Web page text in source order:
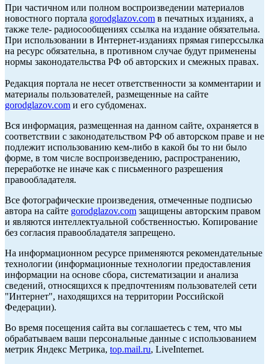
При частичном или полном воспроизведении материалов
новостного портала gorodglazov.com в печатных изданиях, а
также теле- радиосообщениях ссылка на издание обязательна.
При использовании в Интернет-изданиях прямая гиперссылка
на ресурс обязательна, в противном случае будут применены
нормы законодательства РФ об авторских и смежных правах.
Редакция портала не несет ответственности за комментарии и
материалы пользователей, размещенные на сайте
gorodglazov.com и его субдоменах.
Вся информация, размещенная на данном сайте, охраняется в
соответствии с законодательством РФ об авторском праве и не
подлежит использованию кем-либо в какой бы то ни было
форме, в том числе воспроизведению, распространению,
переработке не иначе как с письменного разрешения
правообладателя.
Все фотографические произведения, отмеченные подписью
автора на сайте gorodglazov.com защищены авторским правом
и являются интеллектуальной собственностью. Копирование
без согласия правообладателя запрещено.
На информационном ресурсе применяются рекомендательные
технологии (информационные технологии предоставления
информации на основе сбора, систематизации и анализа
сведений, относящихся к предпочтениям пользователей сети
"Интернет", находящихся на территории Российской
Федерации).
Во время посещения сайта вы соглашаетесь с тем, что мы
обрабатываем ваши персональные данные с использованием
метрик Яндекс Метрика, top.mail.ru, LiveInternet.